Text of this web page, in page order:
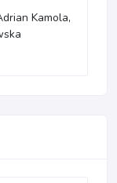
Kamola,